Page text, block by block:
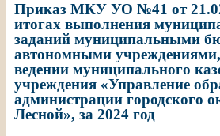
Приказ МКУ УО №41 от
итогах выполнения
заданий муниципальными
автономными
ведении муниципального
учреждения «Управление
администрации городского
Лесной», за 2024 год